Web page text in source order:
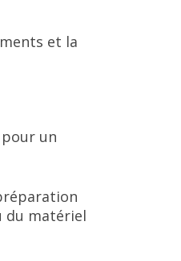
et la
un
du matériel